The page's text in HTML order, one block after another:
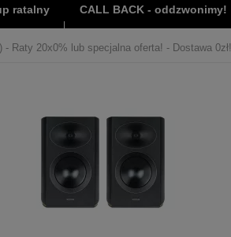
ratalny CALL BACK - oddzwonimy!
- Raty 20x0% lub specjalna oferta! - Dostawa 0zł!